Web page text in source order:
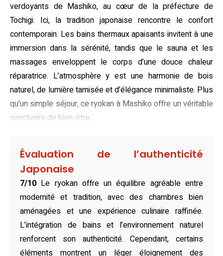
verdoyants de Mashiko, au cœur de la préfecture de
Tochigi. Ici, la tradition japonaise rencontre le confort
contemporain. Les bains thermaux apaisants invitent à une
immersion dans la sérénité, tandis que le sauna et les
massages enveloppent le corps d’une douce chaleur
réparatrice. L’atmosphère y est une harmonie de bois
naturel, de lumière tamisée et d’élégance minimaliste. Plus
qu’un simple séjour, ce ryokan à Mashiko offre un véritable
sanctuaire de bien-être.
japonaise, les chambres s’ouvrent sur des vues
saisissantes de paysage rural et de jardins
soigneusement entretenus. Optez pour une chambre
dotée de futons traditionnels et tatamis tissés à la main,
ou laissez-vous séduire par le luxe discret des suites
avec baignoire extérieure en bois. Pour les familles
comme pour les couples en quête de tranquillité, chaque
espace promet un équilibre parfait entre confort moderne
Évaluation de l’authenticité
Japonaise
7/10 Le ryokan offre un équilibre agréable entre
modernité et tradition, avec des chambres bien
aménagées et une expérience culinaire raffinée.
L’intégration de bains et l’environnement naturel
renforcent son authenticité. Cependant, certains
éléments montrent un léger éloignement des